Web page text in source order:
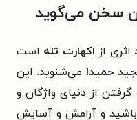
سخن می‌گوید
اثری از اکهارت تله است
حمیدا می‌شنوید. این
از دنیای واژگان و
باشید و آرامش و آسایش